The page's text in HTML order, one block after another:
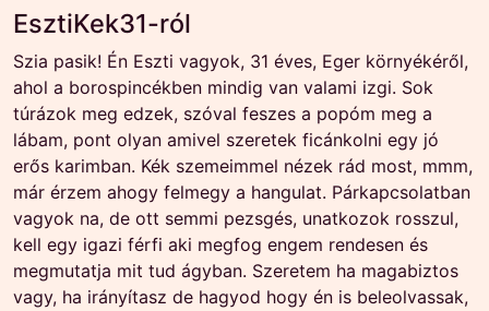
EsztiKek31-ról
Szia pasik! Én Eszti vagyok, 31 éves, Eger környékéről,
ahol a borospincékben mindig van valami izgi. Sok
túrázok meg edzek, szóval feszes a popóm meg a
lábam, pont olyan amivel szeretek ficánkolni egy jó
erős karimban. Kék szemeimmel nézek rád most, mmm,
már érzem ahogy felmegy a hangulat. Párkapcsolatban
vagyok na, de ott semmi pezsgés, unatkozok rosszul,
kell egy igazi férfi aki megfog engem rendesen és
megmutatja mit tud ágyban. Szeretem ha magabiztos
vagy, ha irányítasz de hagyod hogy én is beleolvassak,